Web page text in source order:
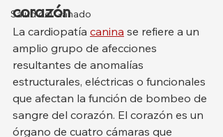
Salud del Ganado
corazón
La cardiopatía canina se refiere a un
amplio grupo de afecciones
resultantes de anomalías
estructurales, eléctricas o funcionales
que afectan la función de bombeo de
sangre del corazón. El corazón es un
órgano de cuatro cámaras que